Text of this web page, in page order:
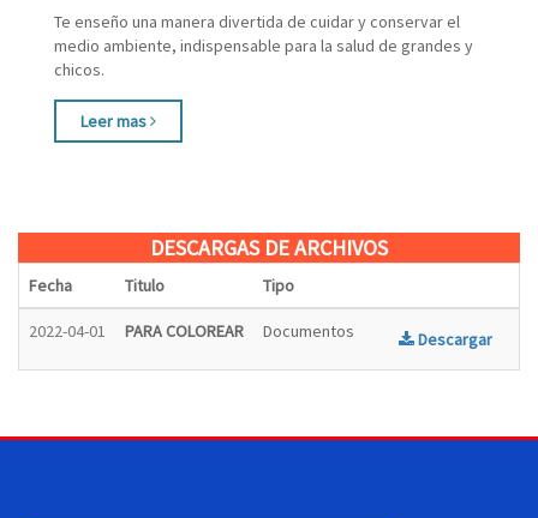
Te enseño una manera divertida de cuidar y conservar el
medio ambiente, indispensable para la salud de grandes y
chicos.
Leer mas
DESCARGAS DE ARCHIVOS
Fecha Titulo Tipo
2022-04-01 PARA COLOREAR Documentos Descargar